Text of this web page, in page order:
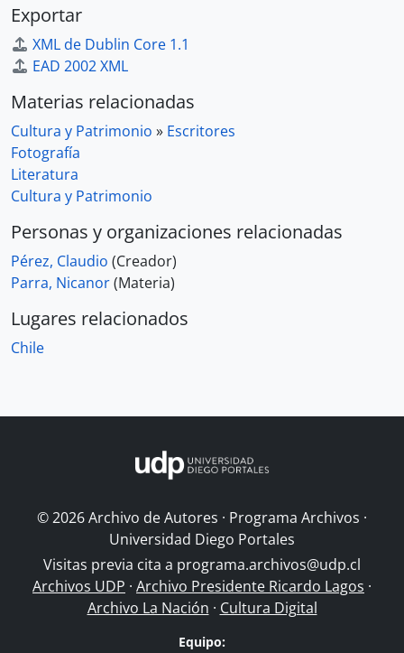
Exportar
XML de Dublin Core 1.1
EAD 2002 XML
Materias relacionadas
Cultura y Patrimonio » Escritores
Fotografía
Literatura
Cultura y Patrimonio
Personas y organizaciones relacionadas
Pérez, Claudio (Creador)
Parra, Nicanor(Materia)
Lugares relacionados
Chile
© 2026 Archivo de Autores · Programa Archivos ·
Universidad Diego Portales
Visitas previa cita a programa.archivos@udp.cl
Archivos UDP · Archivo Presidente Ricardo Lagos ·
Archivo La Nación · Cultura Digital
Equipo: